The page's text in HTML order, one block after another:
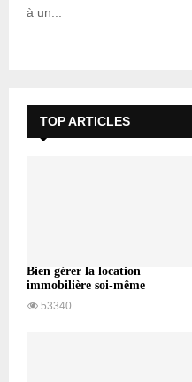
à un...
TOP ARTICLES
Bien gérer la location
immobilière soi-même
53340